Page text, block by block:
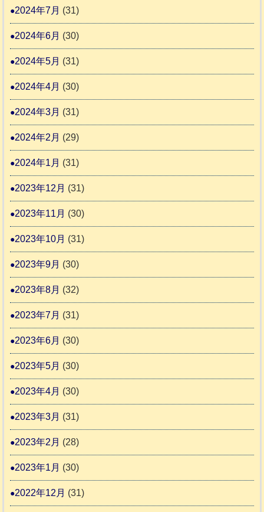
2024年7月 (31)
2024年6月 (30)
2024年5月 (31)
2024年4月 (30)
2024年3月 (31)
2024年2月 (29)
2024年1月 (31)
2023年12月 (31)
2023年11月 (30)
2023年10月 (31)
2023年9月 (30)
2023年8月 (32)
2023年7月 (31)
2023年6月 (30)
2023年5月 (30)
2023年4月 (30)
2023年3月 (31)
2023年2月 (28)
2023年1月 (30)
2022年12月 (31)